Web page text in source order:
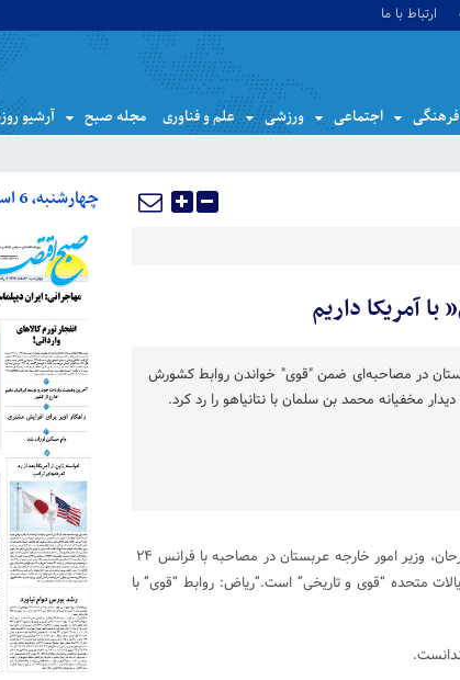
ارتباط با ما
فرهنگی اجتماعی ورزشی علم و فناوری مجله صبح آرشیو
آمریکا داریم
در مصاحبه‌ای ضمن "قوی" خواندن روابط کشورش
دیدار مخفیانه محمد بن سلمان با نتانیاهو را رد کرد.
متحده “قوی و تاریخی” است.”ریاض: روابط “قوی” با
چهارشنبه، 6 اسفند 1404